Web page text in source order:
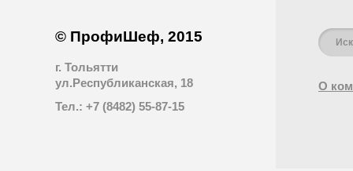
© ПрофиШеф, 2015
г. Тольятти
ул.Республиканская, 18
Тел.: +7 (8482) 55-87-15
О